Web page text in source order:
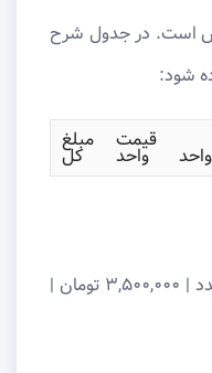
است. در جدول شرح
شود:
واحد
قیمت
واحد
مبلغ
کل
| 1 | پرینتر HP مدل 1102 | 2 | عدد | ۳,۵۰۰,۰۰۰ تومان |